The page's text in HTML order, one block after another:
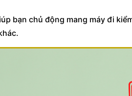
bạn chủ động mang máy đi